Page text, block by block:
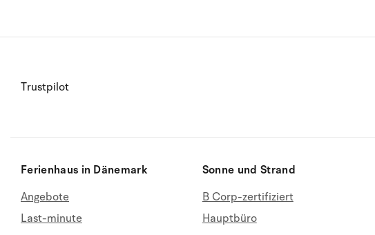
Trustpilot
Ferienhaus in Dänemark
Angebote
Last-minute
Sonne und Strand
B Corp-zertifiziert
Hauptbüro